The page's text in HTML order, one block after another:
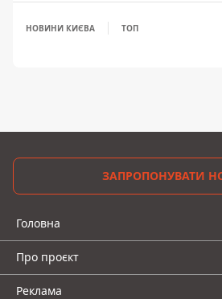
НОВИНИ КИЄВА ТОП
ЗАПРОПОНУВАТИ
Головна
Про проєкт
Реклама